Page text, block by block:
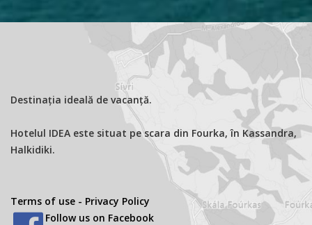
Destinația ideală de vacanță.
Hotelul IDEA este situat pe scara din Fourka, în Kassandra,
Halkidiki.
Terms of use - Privacy Policy
Follow us on Facebook